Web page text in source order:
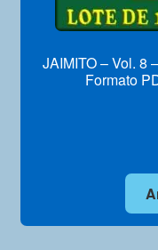
JAIMITO – Vol. 8
Formato